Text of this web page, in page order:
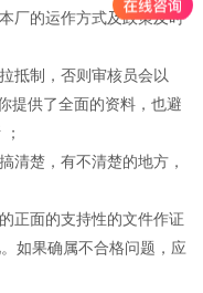
的运作方式及政策及时
制，否则审核员会以
提供了全面的资料，也避
楚，有不清楚的地方，
面的支持性的文件作证
如果确属不合格问题，应